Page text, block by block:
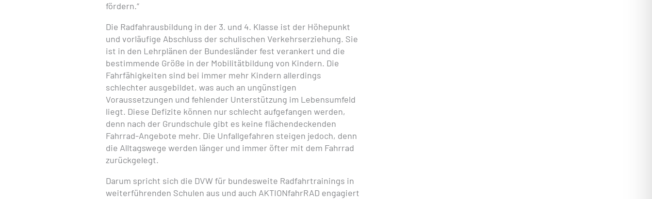
fördern.“
Die Radfahrausbildung in der 3. und 4. Klasse ist der Höhepunkt
und vorläufige Abschluss der schulischen Verkehrserziehung. Sie
ist in den Lehrplänen der Bundesländer fest verankert und die
bestimmende Größe in der Mobilitätbildung von Kindern. Die
Fahrfähigkeiten sind bei immer mehr Kindern allerdings
schlechter ausgebildet, was auch an ungünstigen
Voraussetzungen und fehlender Unterstützung im Lebensumfeld
liegt. Diese Defizite können nur schlecht aufgefangen werden,
denn nach der Grundschule gibt es keine flächendeckenden
Fahrrad-Angebote mehr. Die Unfallgefahren steigen jedoch, denn
die Alltagswege werden länger und immer öfter mit dem Fahrrad
zurückgelegt.
Darum spricht sich die DVW für bundesweite Radfahrtrainings in
weiterführenden Schulen aus und auch AKTIONfahrRAD engagiert